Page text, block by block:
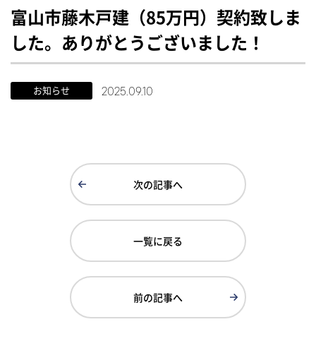
富山市藤木戸建（85万円）契約致しま
した。ありがとうございました！
お知らせ 2025.09.10
次の記事へ
一覧に戻る
前の記事へ